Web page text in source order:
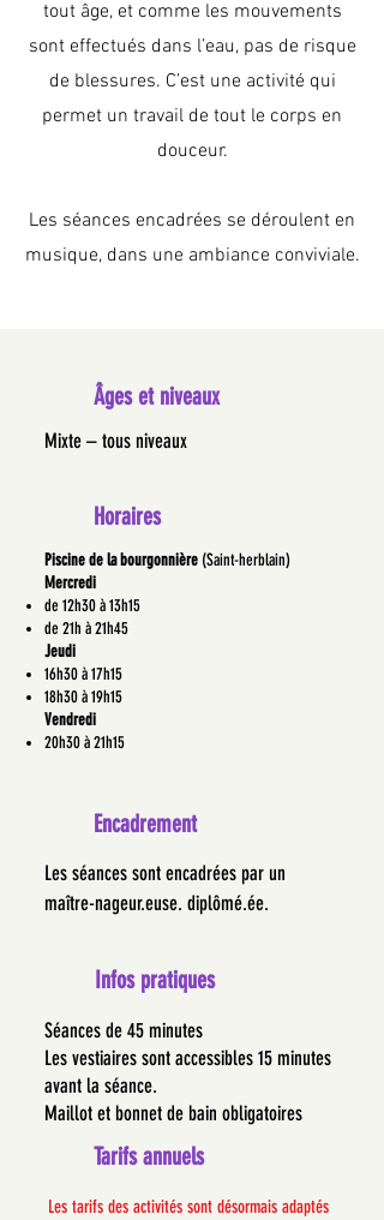
tout âge, et comme les mouvements
sont effectués dans l’eau, pas de risque
de blessures. C’est une activité qui
permet un travail de tout le corps en
douceur.
Les séances encadrées se déroulent en
musique, dans une ambiance conviviale.
Âges et niveaux
Mixte – tous niveaux
Horaires
Piscine de la bourgonnière (Saint-herblain)
Mercredi
de 12h30 à 13h15
de 21h à 21h45
Jeudi
16h30 à 17h15
18h30 à 19h15
Vendredi
20h30 à 21h15
Encadrement
Les séances sont encadrées par un
maître-nageur.euse. diplômé.ée.
Infos pratiques
Séances de 45 minutes
Les vestiaires sont accessibles 15 minutes
avant la séance.
Maillot et bonnet de bain obligatoires
Tarifs annuels
Les tarifs des activités sont désormais adaptés